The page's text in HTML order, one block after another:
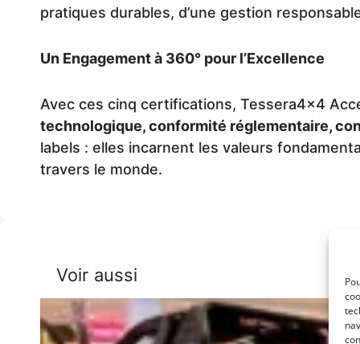
pratiques durables, d’une gestion
Un Engagement à 360° pour l’Excellence
Avec ces cinq certifications, Tessera4x4
technologique, conformité réglementaire,
labels : elles incarnent les valeurs
travers le monde.
Voir aussi